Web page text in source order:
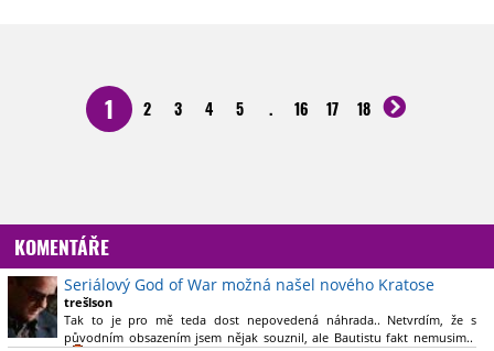
1 2 3 4 5 . 16 17 18
KOMENTÁŘE
Seriálový God of War možná našel nového Kratose
trešlson
Tak to je pro mě teda dost nepovedená náhrada.. Netvrdím, že s
původním obsazením jsem nějak souznil, ale Bautistu fakt nemusim..